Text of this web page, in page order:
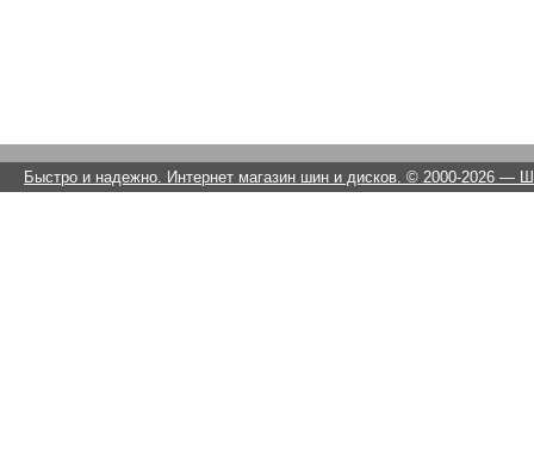
Быстро и надежно. Интернет магазин шин и дисков. © 2000-2026 —